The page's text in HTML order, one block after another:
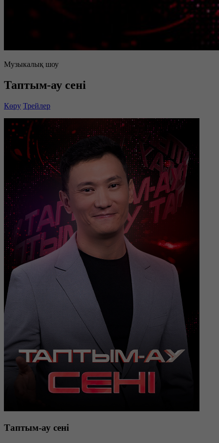
Музыкалық шоу
Таптым-ау сені
Көру Трейлер
Таптым-ау сені